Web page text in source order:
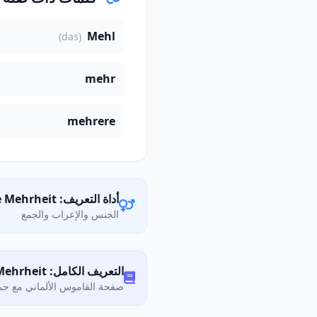
Mehl
(das)
mehr
mehrere
أداة التعريف: die Mehrheit
الجنس والإعراب والجمع
التعريف الكامل: Was bedeutet „Mehrheit"?
صفحة القاموس الألماني مع